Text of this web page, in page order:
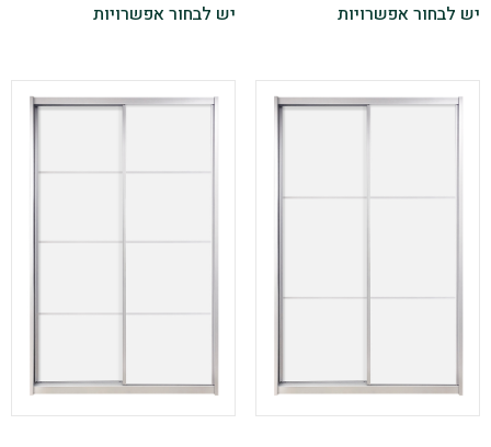
יש לבחור אפשרויות יש לבחור אפשרויות